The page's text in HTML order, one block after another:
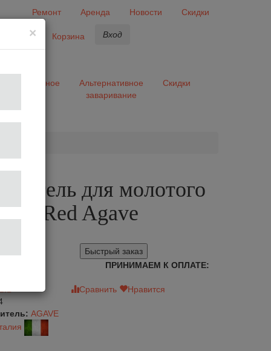
Ремонт Аренда Новости
Скидки
Корзина Вход
Разное
Альтернативное
заваривание
Скидки
для молотого
мм Red Agave
Быстрый заказ
ПРИНИМАЕМ К ОПЛАТЕ:
Сравнить
Нравится
AGAVE
×